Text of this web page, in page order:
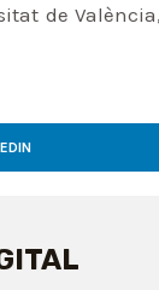
de